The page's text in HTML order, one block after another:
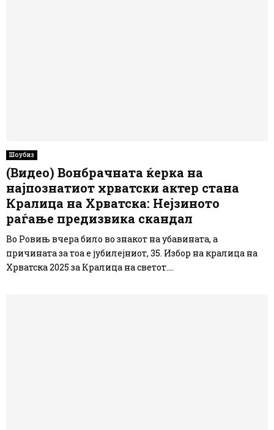
Шоубиз
(Видео) Вонбрачната ќерка на
најпознатиот хрватски актер стана
Кралица на Хрватска: Нејзиното
раѓање предизвика скандал
Во Ровињ вчера било во знакот на убавината, а
причината за тоа е јубилејниот, 35. Избор на кралица на
Хрватска 2025 за Кралица на светот....